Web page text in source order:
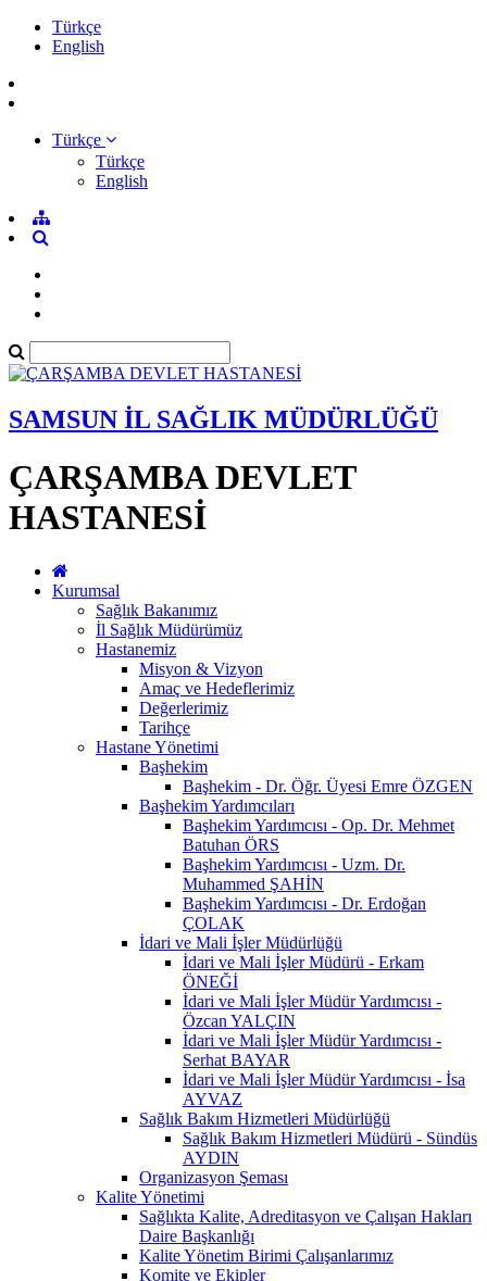
Türkçe
English
Türkçe
Türkçe
English
SAMSUN İL SAĞLIK MÜDÜRLÜĞÜ
ÇARŞAMBA DEVLET
HASTANESİ
Kurumsal
Sağlık Bakanımız
İl Sağlık Müdürümüz
Hastanemiz
Misyon & Vizyon
Amaç ve Hedeflerimiz
Değerlerimiz
Tarihçe
Hastane Yönetimi
Başhekim
Başhekim - Dr. Öğr. Üyesi Emre ÖZGEN
Başhekim Yardımcıları
Başhekim Yardımcısı - Op. Dr. Mehmet
Batuhan ÖRS
Başhekim Yardımcısı - Uzm. Dr.
Muhammed ŞAHİN
Başhekim Yardımcısı - Dr. Erdoğan
ÇOLAK
İdari ve Mali İşler Müdürlüğü
İdari ve Mali İşler Müdürü - Erkam
ÖNEĞİ
İdari ve Mali İşler Müdür Yardımcısı -
Özcan YALÇIN
İdari ve Mali İşler Müdür Yardımcısı -
Serhat BAYAR
İdari ve Mali İşler Müdür Yardımcısı - İsa
AYVAZ
Sağlık Bakım Hizmetleri Müdürlüğü
Sağlık Bakım Hizmetleri Müdürü - Sündüs
AYDIN
Organizasyon Şeması
Kalite Yönetimi
Sağlıkta Kalite, Adreditasyon ve Çalışan Hakları
Daire Başkanlığı
Kalite Yönetim Birimi Çalışanlarımız
Komite ve Ekipler